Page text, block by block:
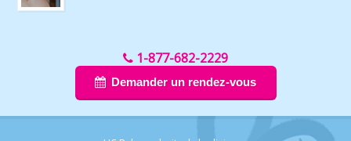
1-877-682-2229
Demander un rendez-vous